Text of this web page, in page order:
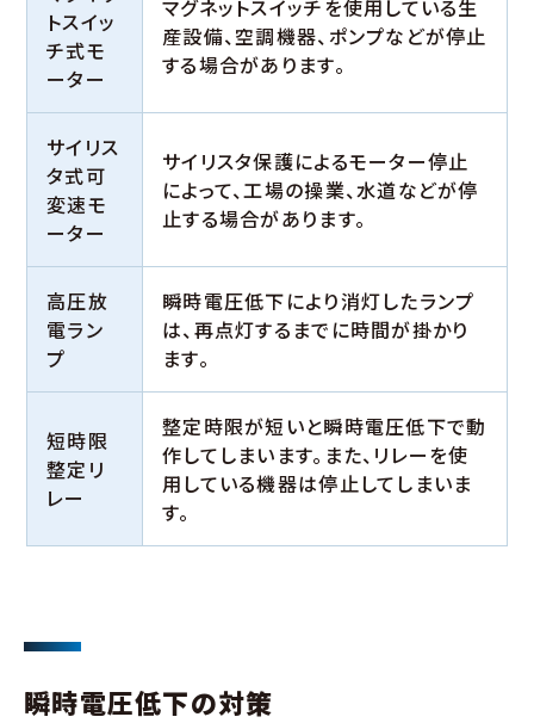
トスイッ
チ式モ
ーター
マグネットスイッチを使用している生
産設備、空調機器、ポンプなどが停止
する場合があります。
サイリス
タ式可
変速モ
ーター
サイリスタ保護によるモーター停止
によって、工場の操業、水道などが停
止する場合があります。
高圧放
電ラン
プ
瞬時電圧低下により消灯したランプ
は、再点灯するまでに時間が掛かり
ます。
短時限
整定リ
レー
整定時限が短いと瞬時電圧低下で動
作してしまいます。また、リレーを使
用している機器は停止してしまいま
す。
瞬時電圧低下の対策